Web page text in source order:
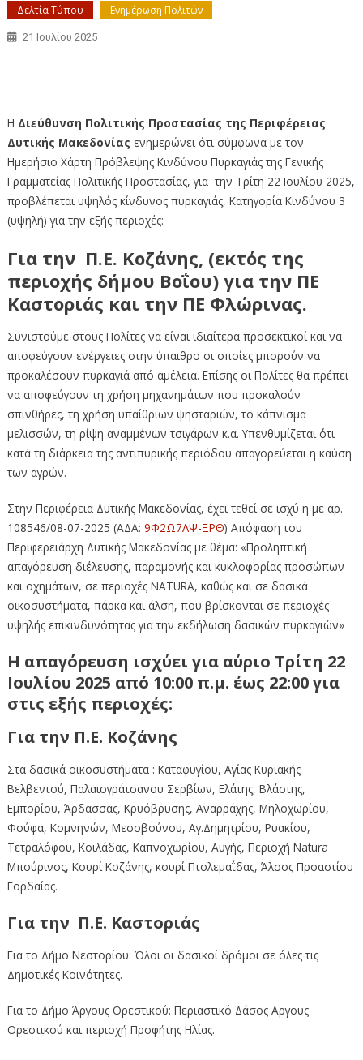
Δελτία Τύπου Ενημέρωση Πολιτών
21 Ιουλίου 2025
Η Διεύθυνση Πολιτικής Προστασίας της Περιφέρειας
Δυτικής Μακεδονίας ενημερώνει ότι σύμφωνα με τον
Ημερήσιο Χάρτη Πρόβλεψης Κινδύνου Πυρκαγιάς της Γενικής
Γραμματείας Πολιτικής Προστασίας, για την Τρίτη 22 Ιουλίου 2025,
προβλέπεται υψηλός κίνδυνος πυρκαγιάς, Κατηγορία Κινδύνου 3
(υψηλή) για την εξής περιοχές:
Για την Π.Ε. Κοζάνης, (εκτός της
περιοχής δήμου Βοΐου) για την ΠΕ
Καστοριάς και την ΠΕ Φλώρινας.
Συνιστούμε στους Πολίτες να είναι ιδιαίτερα προσεκτικοί και να
αποφεύγουν ενέργειες στην ύπαιθρο οι οποίες μπορούν να
προκαλέσουν πυρκαγιά από αμέλεια. Επίσης οι Πολίτες θα πρέπει
να αποφεύγουν τη χρήση μηχανημάτων που προκαλούν
σπινθήρες, τη χρήση υπαίθριων ψησταριών, το κάπνισμα
μελισσών, τη ρίψη αναμμένων τσιγάρων κ.α. Υπενθυμίζεται ότι
κατά τη διάρκεια της αντιπυρικής περιόδου απαγορεύεται η καύση
των αγρών.
Στην Περιφέρεια Δυτικής Μακεδονίας, έχει τεθεί σε ισχύ η με αρ.
108546/08-07-2025 (ΑΔΑ: 9Φ2Ω7ΛΨ-ΞΡΘ) Απόφαση του
Περιφερειάρχη Δυτικής Μακεδονίας με θέμα: «Προληπτική
απαγόρευση διέλευσης, παραμονής και κυκλοφορίας προσώπων
και οχημάτων, σε περιοχές NATURA, καθώς και σε δασικά
οικοσυστήματα, πάρκα και άλση, που βρίσκονται σε περιοχές
υψηλής επικινδυνότητας για την εκδήλωση δασικών πυρκαγιών»
Η απαγόρευση ισχύει για αύριο Τρίτη 22
Ιουλίου 2025 από 10:00 π.μ. έως 22:00για
στις εξής περιοχές:
Για την Π.Ε. Κοζάνης
Στα δασικά οικοσυστήματα : Καταφυγίου, Αγίας Κυριακής
Βελβεντού, Παλαιογράτσανου Σερβίων, Ελάτης, Βλάστης,
Εμπορίου, Άρδασσας, Κρυόβρυσης, Αναρράχης, Μηλοχωρίου,
Φούφα, Κομνηνών, Μεσοβούνου, Αγ.Δημητρίου, Ρυακίου,
Τετραλόφου, Κοιλάδας, Καπνοχωρίου, Αυγής, Περιοχή Natura
Μπούρινος, Κουρί Κοζάνης, κουρί Πτολεμαΐδας, Άλσος Προαστίου
Εορδαίας.
Για την Π.Ε. Καστοριάς
Για το Δήμο Νεστορίου: Όλοι οι δασικοί δρόμοι σε όλες τις
Δημοτικές Κοινότητες.
Για το Δήμο Άργους Ορεστικού: Περιαστικό Δάσος Αργους
Ορεστικού και περιοχή Προφήτης Ηλίας.